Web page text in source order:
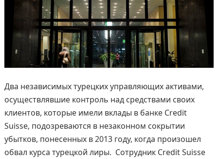
Два независимых турецких управляющих активами,
осуществлявшие контроль над средствами своих
клиентов, которые имели вклады в банке Credit
Suisse, подозреваются в незаконном сокрытии
убытков, понесенных в 2013 году, когда произошел
обвал курса турецкой лиры. Сотрудник Credit Suisse